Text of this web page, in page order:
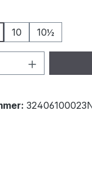
10 10½
Anzahl: